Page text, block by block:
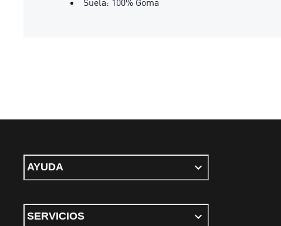
Suela: 100% Goma
AYUDA
SERVICIOS